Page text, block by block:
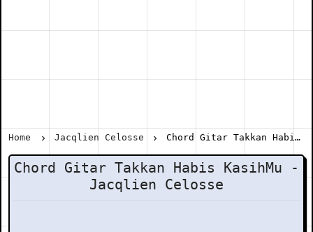
Home Jacqlien Celosse Chord Gitar Takkan Habis KasihMu - Jacqlien Celosse
Chord Gitar Takkan Habis KasihMu -
Jacqlien Celosse